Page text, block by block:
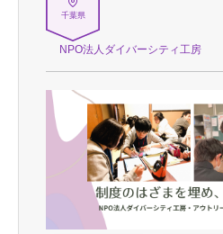
千葉県
NPO法人ダイバーシティ工房